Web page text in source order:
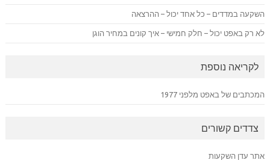
השקעה במדדים – כל אחד יכול – ההרצאה
לא רק באפט יכול – חלק חמישי – איך קונים במחיר הוגן
לקריאה נוספת
המכתבים של באפט מלפני 1977
צדדים קשורים
אתר עדן השקעות